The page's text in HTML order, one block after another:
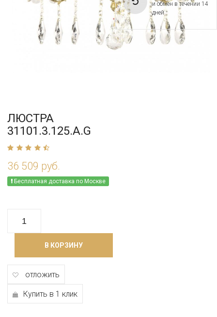
ЛЮСТРА
31101.3.125.A.G
36 509 руб.
Бесплатная доставка по Москве
В КОРЗИНУ
отложить
Купить в 1 клик
и обмен в течении 14
дней